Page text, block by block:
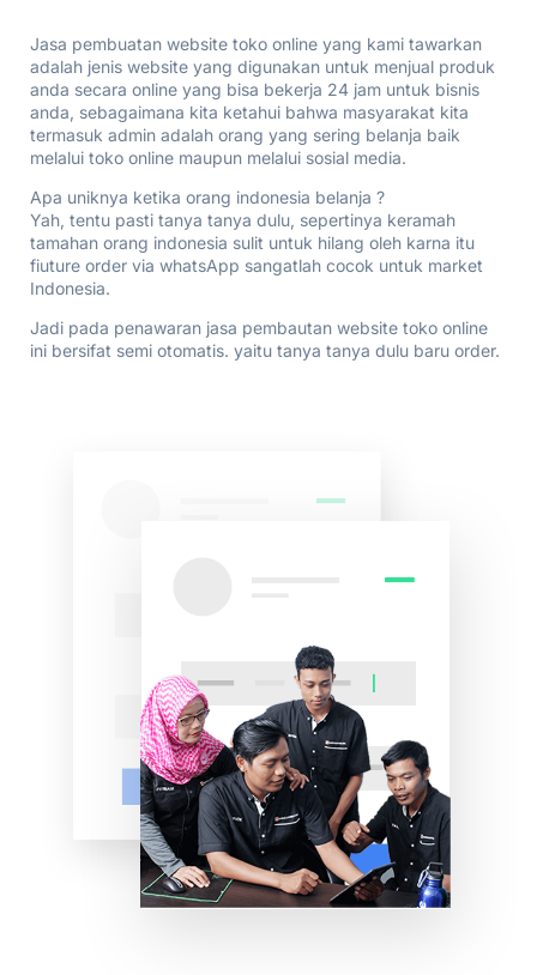
Jasa pembuatan website toko online yang kami tawarkan
adalah jenis website yang digunakan untuk menjual produk
anda secara online yang bisa bekerja 24 jam untuk bisnis
anda, sebagaimana kita ketahui bahwa masyarakat kita
termasuk admin adalah orang yang sering belanja baik
melalui toko online maupun melalui sosial media.
Apa uniknya ketika orang indonesia belanja ?
Yah, tentu pasti tanya tanya dulu, sepertinya keramah
tamahan orang indonesia sulit untuk hilang oleh karna itu
fiuture order via whatsApp sangatlah cocok untuk market
Indonesia.
Jadi pada penawaran jasa pembautan website toko online
ini bersifat semi otomatis. yaitu tanya tanya dulu baru order.